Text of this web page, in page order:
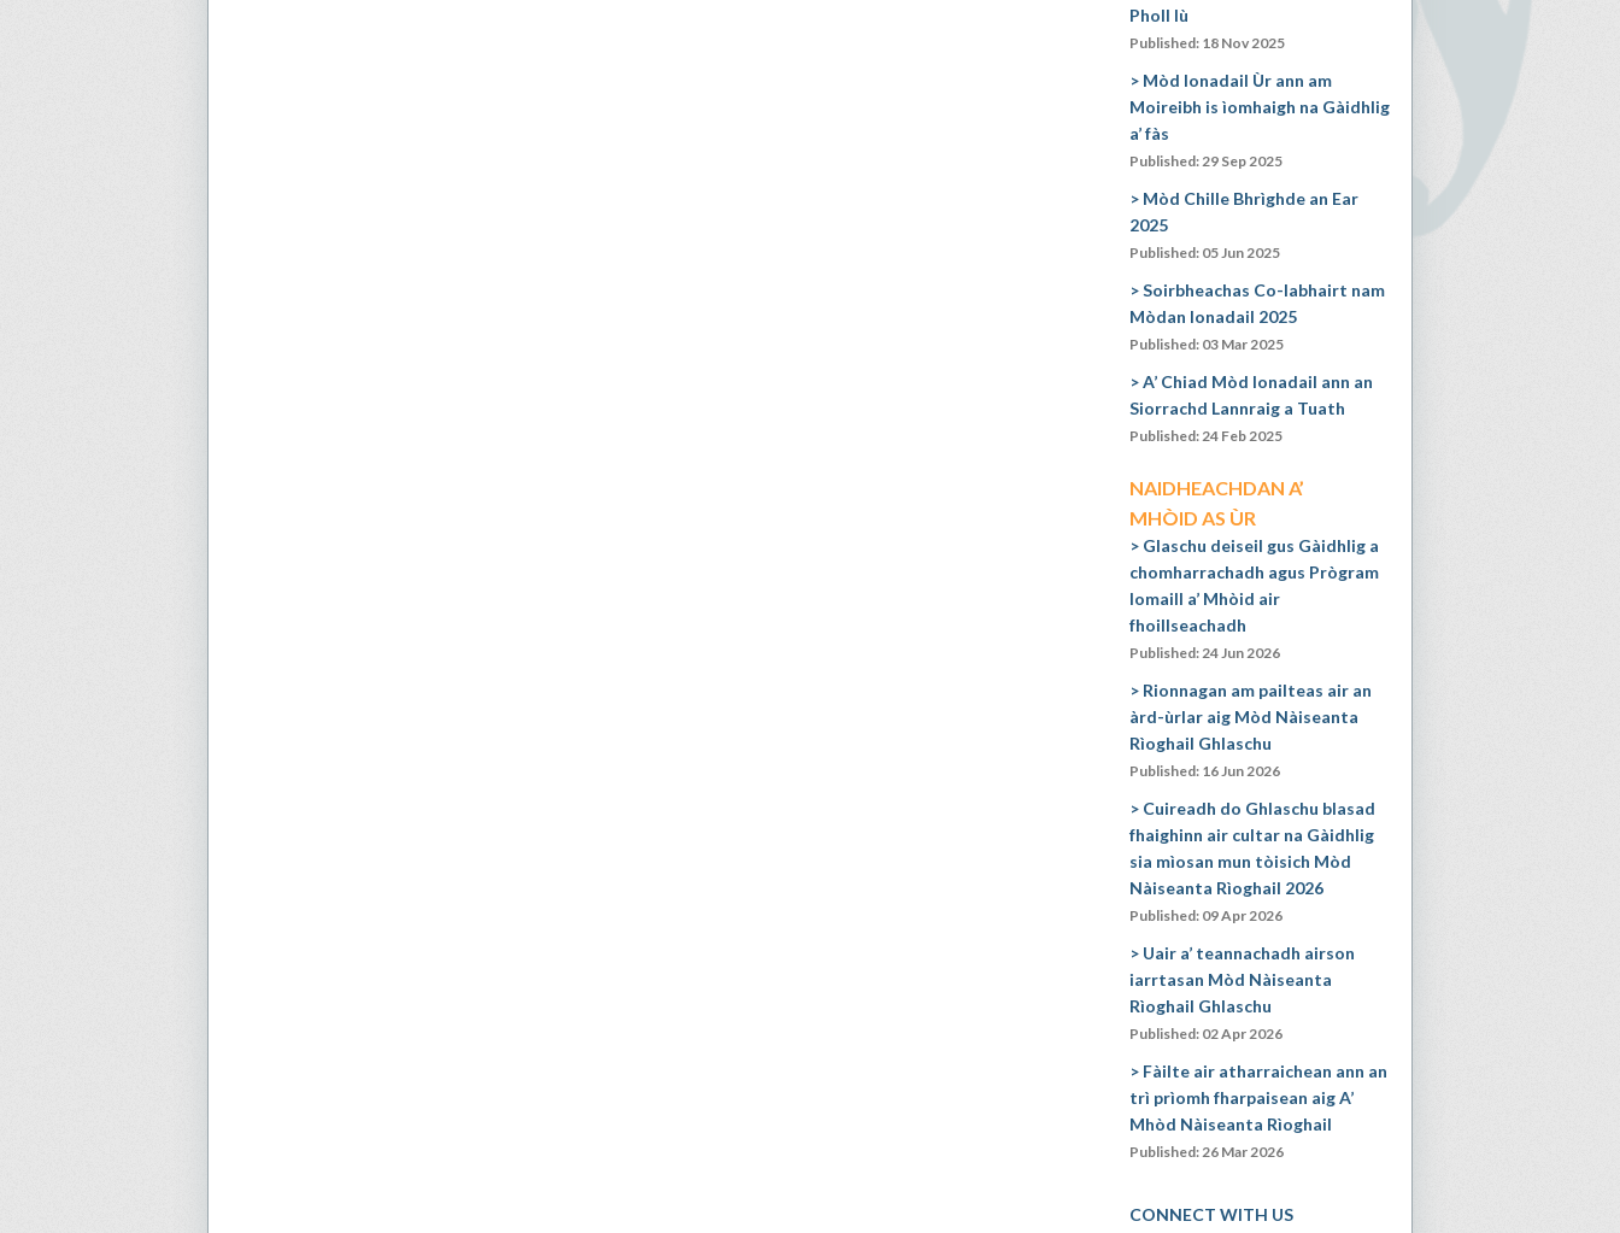
Pholl Iù
Published: 18 Nov 2025
Mòd Ionadail Ùr ann am
Moireibh is ìomhaigh na Gàidhlig
a’ fàs
Published: 29 Sep 2025
Mòd Chille Bhrìghde an Ear
2025
Published: 05 Jun 2025
Soirbheachas Co-labhairt nam
Mòdan Ionadail 2025
Published: 03 Mar 2025
A’ Chiad Mòd Ionadail ann an
Siorrachd Lannraig a Tuath
Published: 24 Feb 2025
NAIDHEACHDAN A’
MHÒID AS ÙR
Glaschu deiseil gus Gàidhlig a
chomharrachadh agus Prògram
Iomaill a’ Mhòid air
fhoillseachadh
Published: 24 Jun 2026
Rionnagan am pailteas air an
àrd-ùrlar aig Mòd Nàiseanta
Rìoghail Ghlaschu
Published: 16 Jun 2026
Cuireadh do Ghlaschu blasad
fhaighinn air cultar na Gàidhlig
sia mìosan mun tòisich Mòd
Nàiseanta Rìoghail 2026
Published: 09 Apr 2026
Uair a’ teannachadh airson
iarrtasan Mòd Nàiseanta
Rìoghail Ghlaschu
Published: 02 Apr 2026
Fàilte air atharraichean ann an
trì prìomh fharpaisean aig A’
Mhòd Nàiseanta Rìoghail
Published: 26 Mar 2026
CONNECT WITH US